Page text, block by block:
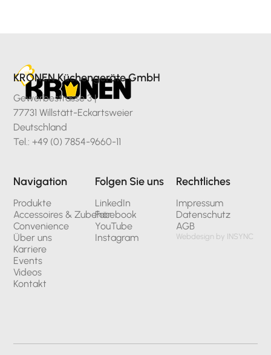
KRONEN Küchengeräte GmbH
Gewerbestrasse 3 |
77731 Willstätt-Eckartsweier
Deutschland
Tel.: +49 (0) 7854-9660-11
Navigation
Produkte
Accessoires & Zubehör
Convenience
Über uns
Karriere
Events
Videos
Kontakt
Folgen Sie uns
LinkedIn
Facebook
YouTube
Instagram
Rechtliches
Impressum
Datenschutz
AGB
Webdesign by INSYNC